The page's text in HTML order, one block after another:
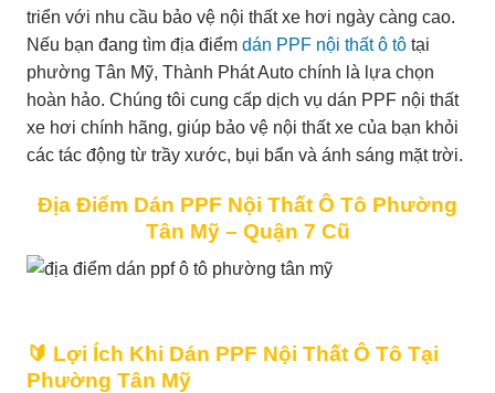
triển với nhu cầu bảo vệ nội thất xe hơi ngày càng cao.
Nếu bạn đang tìm địa điểm dán PPF nội thất ô tô tại
phường Tân Mỹ, Thành Phát Auto chính là lựa chọn
hoàn hảo. Chúng tôi cung cấp dịch vụ dán PPF nội thất
xe hơi chính hãng, giúp bảo vệ nội thất xe của bạn khỏi
các tác động từ trầy xước, bụi bẩn và ánh sáng mặt trời.
Địa Điểm Dán PPF Nội Thất Ô Tô Phường
Tân Mỹ – Quận 7 Cũ
🔰 Lợi Ích Khi Dán PPF Nội Thất Ô Tô Tại
Phường Tân Mỹ